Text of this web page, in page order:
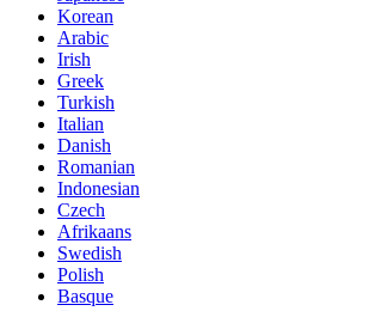
Korean
Arabic
Irish
Greek
Turkish
Italian
Danish
Romanian
Indonesian
Czech
Afrikaans
Swedish
Polish
Basque